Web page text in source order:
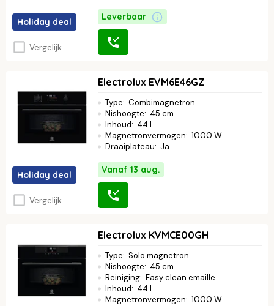
Holiday deal
Vergelijk
Leverbaar
Holiday deal
Vergelijk
Electrolux EVM6E46GZ
Type: Combimagnetron
Nishoogte: 45 cm
Inhoud: 44 l
Magnetronvermogen: 1000 W
Draaiplateau: Ja
Vanaf 13 aug.
Electrolux KVMCE00GH
Type: Solo magnetron
Nishoogte: 45 cm
Reiniging: Easy clean emaille
Inhoud: 44 l
Magnetronvermogen: 1000 W